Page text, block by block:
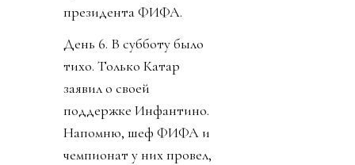
президента ФИФА.
День 6. В субботу было
тихо. Только Катар
заявил о своей
поддержке Инфантино.
Напомню, шеф ФИФА и
чемпионат у них провел,